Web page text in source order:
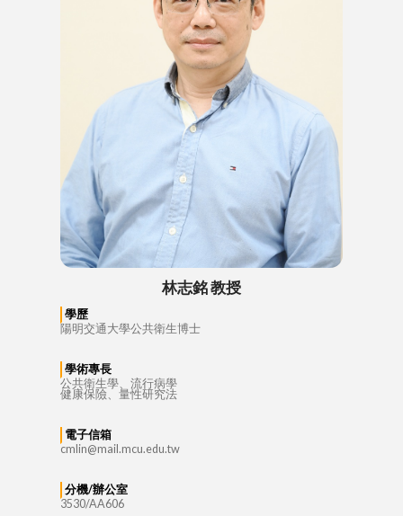
林志銘 教授
學歷
陽明交通大學公共衛生博士
學術專長
公共衛生學、流行病學
健康保險、量性研究法
電子信箱
cmlin@mail.mcu.edu.tw
分機/辦公室
3530/AA606